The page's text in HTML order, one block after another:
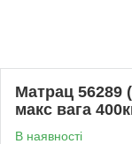
Матрац 56289
макс вага
В наявності